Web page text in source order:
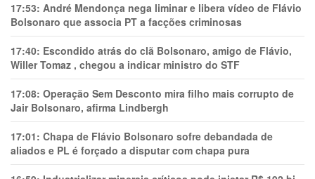
17:53: André Mendonça nega liminar e libera vídeo de Flávio
Bolsonaro que associa PT a facções criminosas
17:40: Escondido atrás do clã Bolsonaro, amigo de Flávio,
Willer Tomaz , chegou a indicar ministro do STF
17:08: Operação Sem Desconto mira filho mais corrupto de
Jair Bolsonaro, afirma Lindbergh
17:01: Chapa de Flávio Bolsonaro sofre debandada de
aliados e PL é forçado a disputar com chapa pura